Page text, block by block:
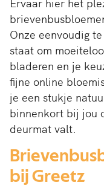
Onze eenvoudig
staat om
bladeren en je
fijne online
je een stukje
binnenkort bij jou
deurmat valt.
bij Greetz